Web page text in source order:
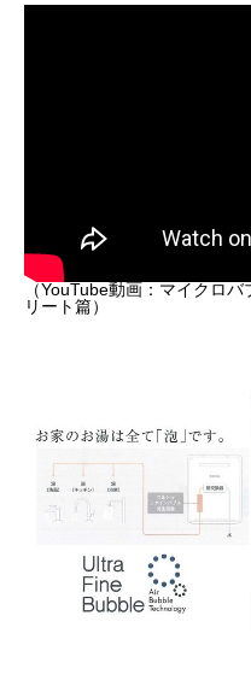
（YouTube動画：マイクロ
リート篇）